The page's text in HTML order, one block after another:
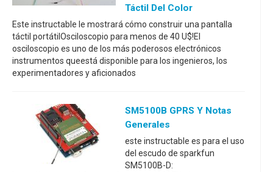
Táctil Del Color
Este instructable le mostrará cómo construir una pantalla
táctil portátilOsciloscopio para menos de 40 U$!El
osciloscopio es uno de los más poderosos electrónicos
instrumentos queestá disponible para los ingenieros, los
experimentadores y aficionados
SM5100B GPRS Y Notas
Generales
este instructable es para el uso
del escudo de sparkfun
SM5100B-D: